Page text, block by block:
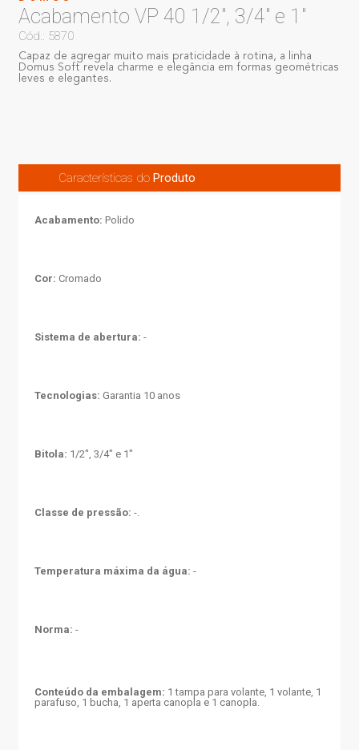
Acabamento VP 40 1/2", 3/4" e 1"
Cód.: 5870
Capaz de agregar muito mais praticidade à rotina, a linha
Domus Soft revela charme e elegância em formas geométricas
leves e elegantes.
Características doProduto
Acabamento: Polido
Cor: Cromado
Sistema de abertura: -
Tecnologias: Garantia 10 anos
Bitola: 1/2", 3/4" e 1"
Classe de pressão: -.
Temperatura máxima da água: -
Norma: -
Conteúdo da embalagem: 1 tampa para volante, 1 volante, 1
parafuso, 1 bucha, 1 aperta canopla e 1 canopla.